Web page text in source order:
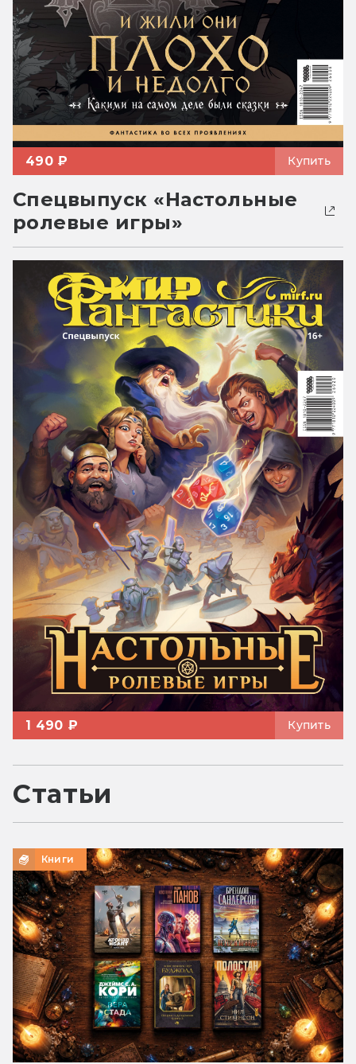
490 ₽ Купить
Спецвыпуск «Настольные
ролевые игры»
1 490 ₽ Купить
Статьи
Книги